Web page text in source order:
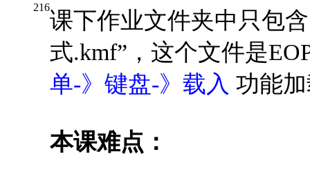
216
课下作业文件夹中只包
式.kmf”，这个文件是
单-》键盘-》载入 功能
本课难点：